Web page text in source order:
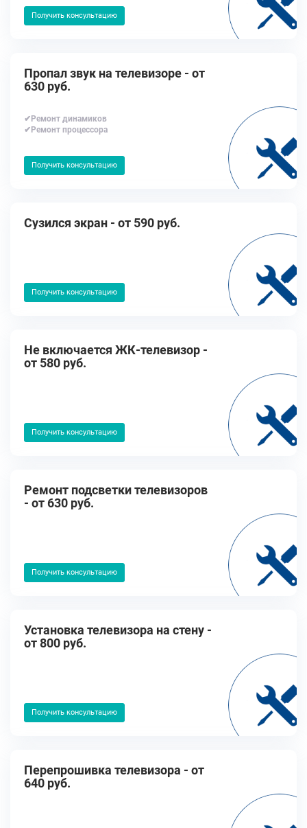
Получить консультацию
Пропал звук на телевизоре - от
630 руб.
✔Ремонт динамиков
✔Ремонт процессора
Получить консультацию
Cузился экран - от 590 руб.
Получить консультацию
Не включается ЖК-телевизор -
от 580 руб.
Получить консультацию
Ремонт подсветки телевизоров
- от 630 руб.
Получить консультацию
Установка телевизора на стену -
от 800 руб.
Получить консультацию
Перепрошивка телевизора - от
640 руб.